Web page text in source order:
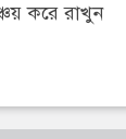
করে রাখুন